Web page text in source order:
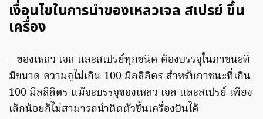
เงื่อนไขในการนำของเหลวเจล สเปรย์ ขึ้น
เครื่อง
– ของเหลว เจล และสเปรย์ทุกชนิด ต้องบรรจุในภาชนะที่
มีขนาด ความจุไม่เกิน 100 มิลลิลิตร สำหรับภาชนะที่เกิน
100 มิลลิลิตร แม้จะบรรจุของเหลว เจล และสเปรย์ เพียง
เล็กน้อยก็ไม่สามารถนำติดตัวขึ้นเครื่องบินได้